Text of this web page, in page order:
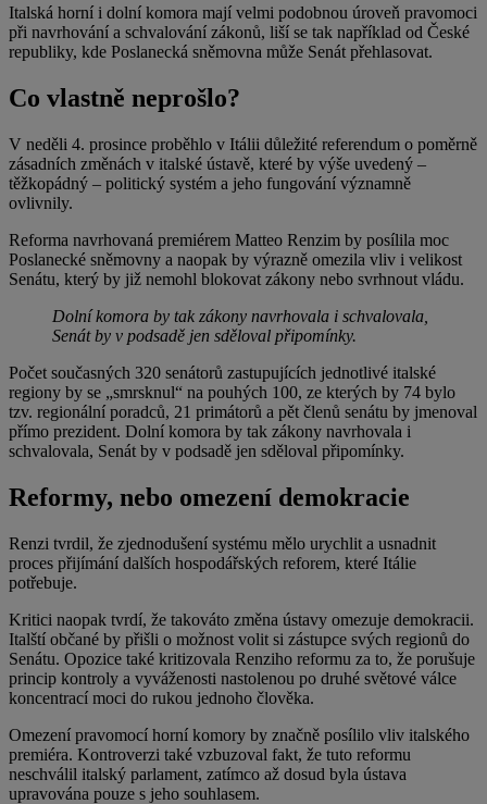
Italská horní i dolní komora mají velmi podobnou úroveň pravomoci
při navrhování a schvalování zákonů, liší se tak například od České
republiky, kde Poslanecká sněmovna může Senát přehlasovat.
Co vlastně neprošlo?
V neděli 4. prosince proběhlo v Itálii důležité referendum o poměrně
zásadních změnách v italské ústavě, které by výše uvedený –
těžkopádný – politický systém a jeho fungování významně
ovlivnily.
Reforma navrhovaná premiérem Matteo Renzim by posílila moc
Poslanecké sněmovny a naopak by výrazně omezila vliv i velikost
Senátu, který by již nemohl blokovat zákony nebo svrhnout vládu.
Dolní komora by tak zákony navrhovala i schvalovala,
Senát by v podsadě jen sděloval připomínky.
Počet současných 320 senátorů zastupujících jednotlivé italské
regiony by se „smrsknul“ na pouhých 100, ze kterých by 74 bylo
tzv. regionální poradců, 21 primátorů a pět členů senátu by jmenoval
přímo prezident. Dolní komora by tak zákony navrhovala i
schvalovala, Senát by v podsadě jen sděloval připomínky.
Reformy, nebo omezení demokracie
Renzi tvrdil, že zjednodušení systému mělo urychlit a usnadnit
proces přijímání dalších hospodářských reforem, které Itálie
potřebuje.
Kritici naopak tvrdí, že takováto změna ústavy omezuje demokracii.
Italští občané by přišli o možnost volit si zástupce svých regionů do
Senátu. Opozice také kritizovala Renziho reformu za to, že porušuje
princip kontroly a vyváženosti nastolenou po druhé světové válce
koncentrací moci do rukou jednoho člověka.
Omezení pravomocí horní komory by značně posílilo vliv italského
premiéra. Kontroverzi také vzbuzoval fakt, že tuto reformu
neschválil italský parlament, zatímco až dosud byla ústava
upravována pouze s jeho souhlasem.